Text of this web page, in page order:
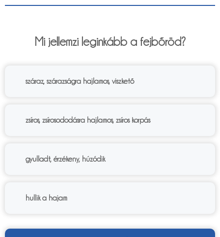
Mi jellemzi leginkább a fejbőröd?
száraz, szárazságra hajlamos, viszkető
zsíros, zsírosododásra hajlamos, zsíros korpás
gyulladt, érzékeny, húzódik
hullik a hajam